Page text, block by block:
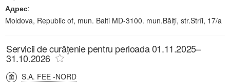
Адрес:
Moldova, Republic of, mun. Balti MD-3100. mun.Bălți, str.Strîi, 17/a
Servicii de curățenie pentru perioada 01.11.2025–
31.10.2026
S.A. FEE -NORD